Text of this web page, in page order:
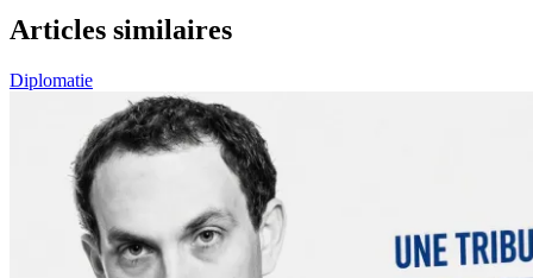
Articles similaires
Diplomatie